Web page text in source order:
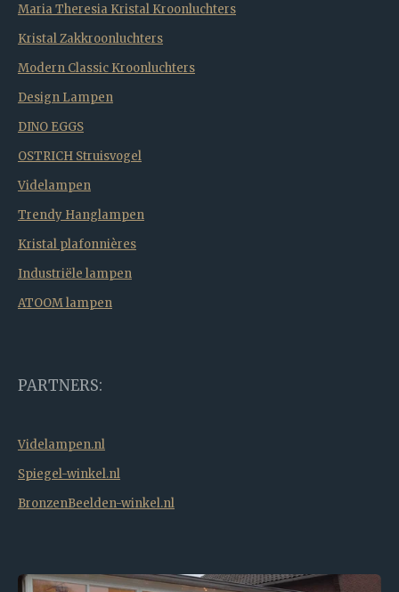
Maria Theresia Kristal Kroonluchters
Kristal Zakkroonluchters
Modern Classic Kroonluchters
Design Lampen
DINO EGGS
OSTRICH Struisvogel
Videlampen
Trendy Hanglampen
Kristal plafonnières
Industriële lampen
ATOOM lampen
PARTNERS:
Videlampen.nl
Spiegel-winkel.nl
BronzenBeelden-winkel.nl